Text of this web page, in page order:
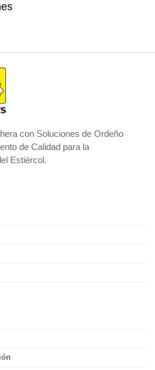
con Soluciones de Ordeño
de Calidad para la
Estiércol.